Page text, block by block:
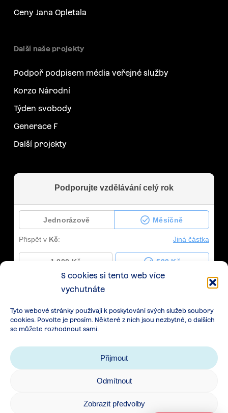
S cookies si tento web více
vychutnáte
Tyto webové stránky používají k poskytování svých služeb soubory
cookies. Povolte je prosím. Některé z nich jsou nezbytné, o dalších
se můžete rozhodnout sami.
Přijmout
Odmítnout
Zobrazit předvolby
Ceny Jana Opletala
Další naše projekty
Podpoř podpisem média veřejné služby
Korzo Národní
Týden svobody
Generace F
Další projekty
Zásady zpracování osobních údajů